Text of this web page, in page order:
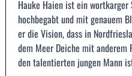
Hauke Haien ist ein
hochbegabt und mit genauem
er die Vision, dass in
dem Meer Deiche mit anderem
den talentierten jungen Mann